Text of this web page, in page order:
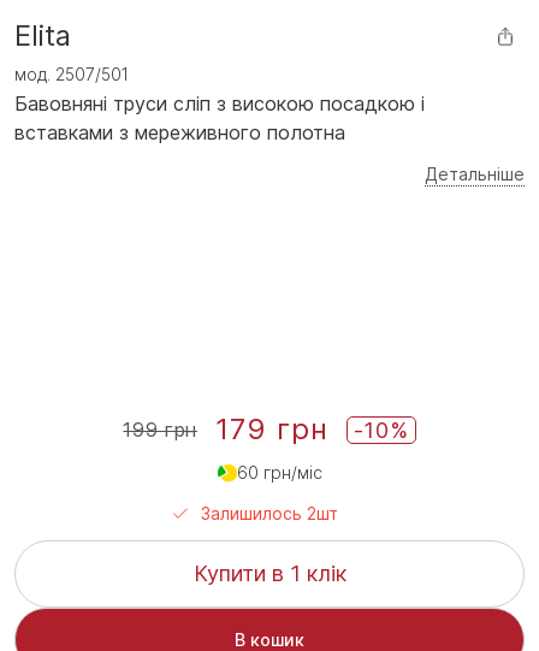
Elita
мод. 2507/501
Бавовняні труси сліп з високою посадкою і
вставками з мереживного полотна
Детальніше
199 грн 179 грн -10%
60 грн/міс
Залишилось 2шт
Купити в 1 клік
В кошик